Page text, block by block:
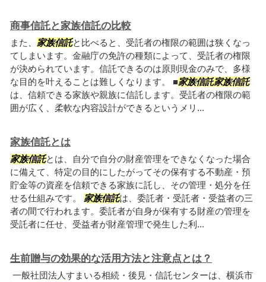
商事信託と家族信託の比較
また、 家族信託と比べると、受託者の権限の範囲は狭くなっ
てしまいます。金融庁の免許の種類によって、受託者の権限
が決められています。信託できるのは原則現金のみで、多様
な目的を叶えることは難しくなります。 ■家族信託家族信託
は、信頼できる家族や親族に信託します。受託者の権限の範
囲が広く、柔軟な内容設計ができるというメリ...
家族信託とは
家族信託とは、自分で自分の財産管理をできなくなった場合
に備えて、特定の目的にしたがってその保有する不動産・預
貯金等の資産を信頼できる家族に託し、その管理・処分を任
せる仕組みです。 家族信託は、委託者・受託者・受益者の三
者の間で行われます。委託者が自身が保有する財産の管理を
受託者に任せ、受益者が財産管理で発生した利...
生前贈与の効果的な活用方法と注意点とは？
一般社団法人すまいる相続・後見・信託センターは、横浜市